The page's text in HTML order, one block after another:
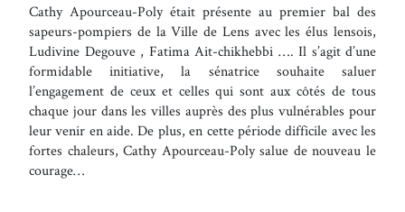
Cathy Apourceau-Poly était présente au premier bal des
sapeurs-pompiers de la Ville de Lens avec les élus lensois,
Ludivine Degouve , Fatima Ait-chikhebbi …. Il s’agit d’une
formidable initiative, la sénatrice souhaite saluer
l’engagement de ceux et celles qui sont aux côtés de tous
chaque jour dans les villes auprès des plus vulnérables pour
leur venir en aide. De plus, en cette période difficile avec les
fortes chaleurs, Cathy Apourceau-Poly salue de nouveau le
courage…